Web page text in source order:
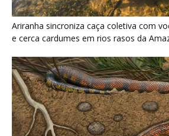
Ariranha sincroniza caça coletiva com
e cerca cardumes em rios rasos da